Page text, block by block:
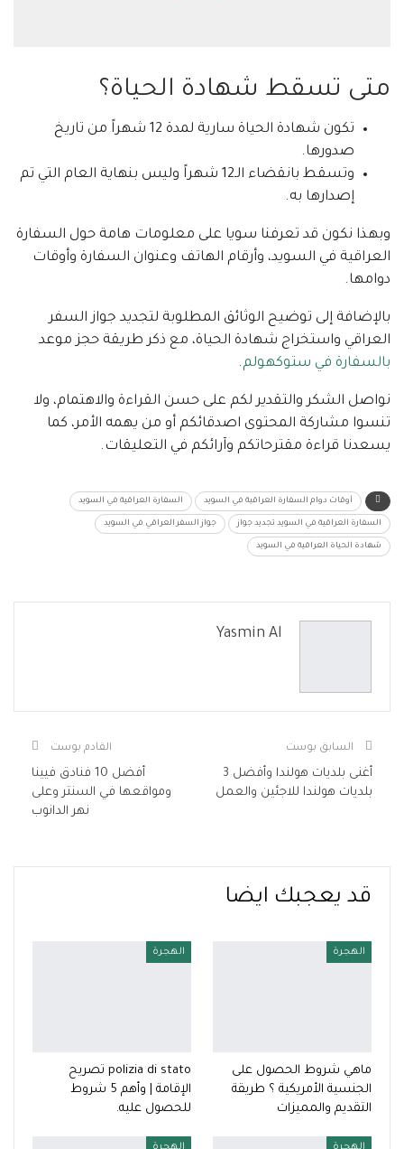
متى تسقط شهادة الحياة؟
تكون شهادة الحياة سارية لمدة 12 شهراً من تاريخ
صدورها.
وتسقط بانقضاء الـ12 شهراً وليس بنهاية العام التي تم
إصدارها به.
وبهذا نكون قد تعرفنا سويا على معلومات هامة حول السفارة
العراقية في السويد، وأرقام الهاتف وعنوان السفارة وأوقات
دوامها.
بالإضافة إلى توضيح الوثائق المطلوبة لتجديد جواز السفر
العراقي واستخراج شهادة الحياة، مع ذكر طريقة حجز موعد
بالسفارة في ستوكهولم.
نواصل الشكر والتقدير لكم على حسن القراءة والاهتمام، ولا
تنسوا مشاركة المحتوى اصدقائكم أو من يهمه الأمر، كما
يسعدنا قراءة مقترحاتكم وآرائكم في التعليقات.
أوقات دوام السفارة العراقية في السويد السفارة العراقية في السويد
السفارة العراقية في السويد تجديد جواز جواز السفر العراقي في السويد
شهادة الحياة العراقية في السويد
Yasmin Al
السابق بوست
أغنى بلديات هولندا وأفضل 3
بلديات هولندا للاجئين والعمل
القادم بوست
أفضل 10 فنادق فيينا
ومواقعها في السنتر وعلى
نهر الدانوب
قد يعجبك ايضا
الهجرة
ماهي شروط الحصول على
الجنسية الأمريكية ؟ طريقة
التقديم والمميزات
الهجرة
polizia di stato تصريح
الإقامة | وأهم 5 شروط
للحصول عليه.